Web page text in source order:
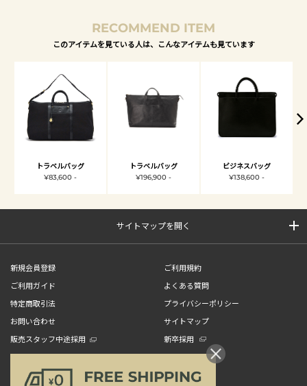
RECOMMEND ITEM
このアイテムを見ている人は、こんなアイテムも見ています
トラベルバッグ
¥83,600 -
トラベルバッグ
¥196,900 -
ビジネスバッグ
¥138,600 -
サイトマップを開く
新規会員登録
ご利用規約
ご利用ガイド
よくある質問
特定商取引法
プライバシーポリシー
お問い合わせ
サイトマップ
販売スタッフ中途採用
新卒採用